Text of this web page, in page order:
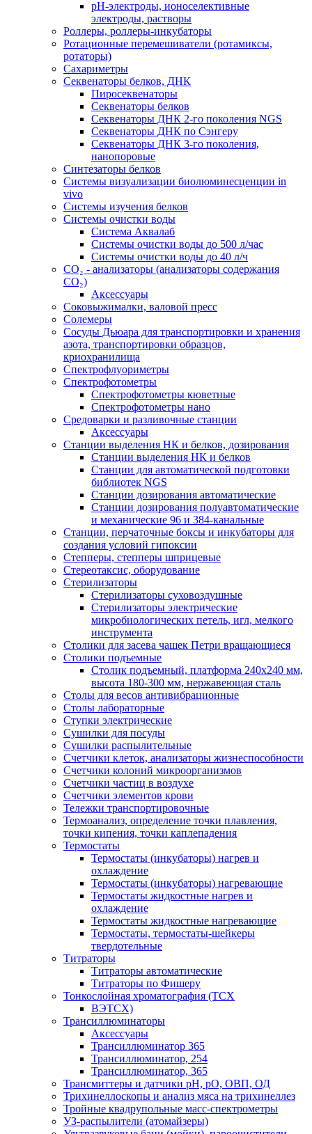
рН-электроды, ионоселективные
электроды, растворы
Роллеры, роллеры-инкубаторы
Ротационные перемешиватели (ротамиксы,
ротаторы)
Сахариметры
Секвенаторы белков, ДНК
Пиросеквенаторы
Секвенаторы белков
Секвенаторы ДНК 2-го поколения NGS
Секвенаторы ДНК по Сэнгеру
Секвенаторы ДНК 3-го поколения,
нанопоровые
Синтезаторы белков
Системы визуализации биолюминесценции in
vivo
Системы изучения белков
Системы очистки воды
Система Аквалаб
Системы очистки воды до 500 л/час
Системы очистки воды до 40 л/ч
СО₂ - анализаторы (анализаторы содержания
СО₂)
Аксессуары
Соковыжималки, валовой пресс
Солемеры
Сосуды Дьюара для транспортировки и хранения
азота, транспортировки образцов,
криохранилища
Спектрофлуориметры
Спектрофотометры
Спектрофотометры кюветные
Спектрофотометры нано
Средоварки и разливочные станции
Аксессуары
Станции выделения НК и белков, дозирования
Станции выделения НК и белков
Станции для автоматической подготовки
библиотек NGS
Станции дозирования автоматические
Станции дозирования полуавтоматические
и механические 96 и 384-канальные
Станции, перчаточные боксы и инкубаторы для
создания условий гипоксии
Степперы, степперы шприцевые
Стереотаксис, оборудование
Стерилизаторы
Стерилизаторы суховоздушные
Стерилизаторы электрические
микробиологических петель, игл, мелкого
инструмента
Столики для засева чашек Петри вращающиеся
Столики подъемные
Столик подъемный, платформа 240х240 мм,
высота 180-300 мм, нержавеющая сталь
Столы для весов антивибрационные
Столы лабораторные
Ступки электрические
Сушилки для посуды
Сушилки распылительные
Счетчики клеток, анализаторы жизнеспособности
Счетчики колоний микроорганизмов
Счетчики частиц в воздухе
Счетчики элементов крови
Тележки транспортировочные
Термоанализ, определение точки плавления,
точки кипения, точки каплепадения
Термостаты
Термостаты (инкубаторы) нагрев и
охлаждение
Термостаты (инкубаторы) нагревающие
Термостаты жидкостные нагрев и
охлаждение
Термостаты жидкостные нагревающие
Термостаты, термостаты-шейкеры
твердотельные
Титраторы
Титраторы автоматические
Титраторы по Фишеру
Тонкослойная хроматография (ТСХ
ВЭТСХ)
Трансиллюминаторы
Аксессуары
Трансиллюминатор 365
Трансиллюминатор, 254
Трансиллюминатор, 365
Трансмиттеры и датчики рН, рО, ОВП, ОД
Трихинеллоскопы и анализ мяса на трихинеллез
Тройные квадрупольные масс-спектрометры
УЗ-распылители (атомайзеры)